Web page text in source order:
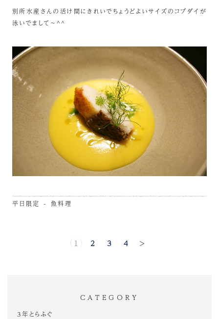
別所水産さんの活け間にきれいでちょうどよいサイズのコブダイが
泳いでまして～^^
平日限定 - 魚料理
1 2 3 4 >
CATEGORY
3年とらふぐ